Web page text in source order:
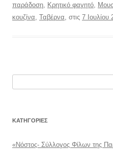
παράδοση
Κρητικό φαγητό
κουζίνα Ταβέρνα , στις 7 Ιουλίου
KΑΤΗΓΟΡΊΕΣ
«Νόστος- Σύλλογος Φίλων της